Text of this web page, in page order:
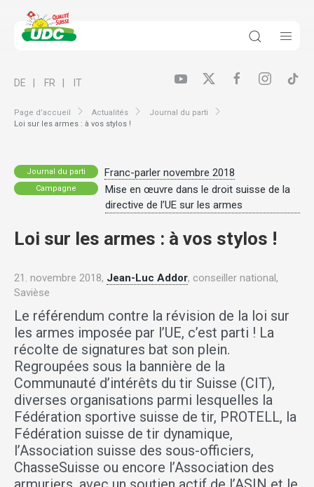
Page d’accueil Actualités
Journal du parti
Loi sur les armes : à vos stylos !
DE FR IT
Journal du parti Franc-parler novembre 2018
Campagne
Mise en œuvre dans le droit suisse de la
directive de l’UE sur les armes
Loi sur les armes : à vos stylos !
21. novembre 2018, Jean-Luc Addor, conseiller national,
Savièse
Le référendum contre la révision de la loi sur
les armes imposée par l’UE, c’est parti ! La
récolte de signatures bat son plein.
Regroupées sous la bannière de la
Communauté d’intérêts du tir Suisse (CIT),
diverses organisations parmi lesquelles la
Fédération sportive suisse de tir, PROTELL, la
Fédération suisse de tir dynamique,
l’Association suisse des sous-officiers,
ChasseSuisse ou encore l’Association des